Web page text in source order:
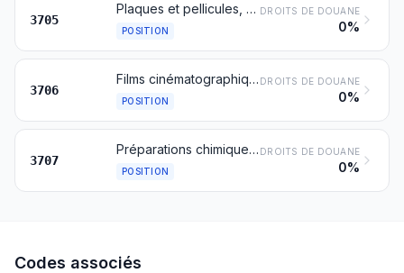
3705
Plaques et pellicules, photographiques, impressionnées et développées, autres que les films cinématographiques
POSITION
DROITS DE DOUANE
0%
3706
Films cinématographiques, impressionnés et développés, comportant ou non l'enregistrement du son ou ne comportant que l'enregistrement du son
POSITION
DROITS DE DOUANE
0%
3707
Préparations chimiques pour usages photographiques, autres que les vernis, colles, adhésifs et préparations similaires; produits non mélangés, soit dosés en vue d'usages photographiques, soit conditionnés pour la vente au détail pour ces mêmes usages et prêts à l'emploi
POSITION
DROITS DE DOUANE
0%
Codes associés